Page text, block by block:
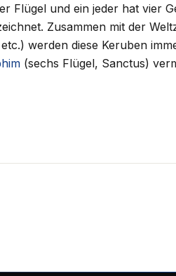
Flügel und ein jeder hat
Zusammen mit der
werden diese Keruben
(sechs Flügel, Sanctus)